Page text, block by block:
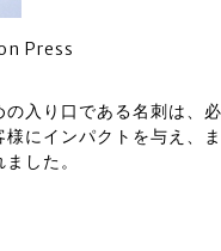
Press
入り口である名刺は、
にインパクトを与え、
した。